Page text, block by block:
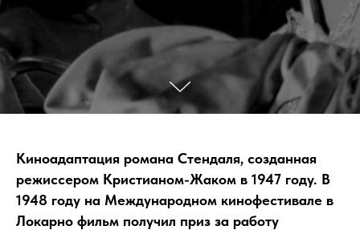
Киноадаптация романа Стендаля, созданная
режиссером Кристианом-Жаком в 1947 году. В
1948 году на Международном кинофестивале в
Локарно фильм получил приз за работу